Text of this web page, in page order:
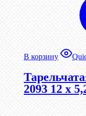
В корзину
2093 12 x